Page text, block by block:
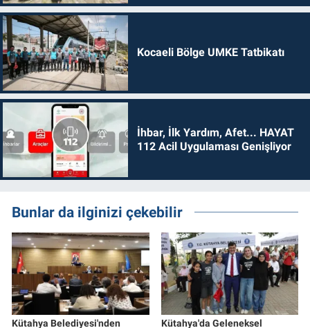
Kocaeli Bölge UMKE Tatbikatı
İhbar, İlk Yardım, Afet... HAYAT
112 Acil Uygulaması Genişliyor
Bunlar da ilginizi çekebilir
Kütahya Belediyesi'nden Kütahya'da Geleneksel